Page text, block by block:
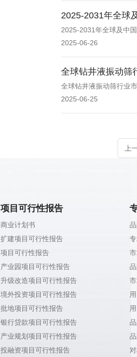
2025-2031年全球
2025-2031年全球及中
2025-06-26
全球钻井液振动筛
全球钻井液振动筛行业
2025-06-25
上
项目可行性报告
商业计划书
扩建项目可行性报告
项目可行性报告
产业园项目可行性报告
升级改造项目可行性报告
境外投资项目可行性报告
批地项目可行性报告
银行贷款项目可行性报告
产业规划项目可行性报告
投融资项目可行性报告